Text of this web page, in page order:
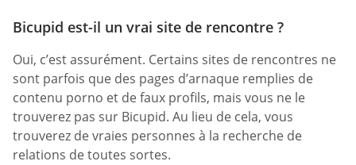
Bicupid est-il un vrai site de rencontre ?
Oui, c’est assurément. Certains sites de rencontres ne
sont parfois que des pages d’arnaque remplies de
contenu porno et de faux profils, mais vous ne le
trouverez pas sur Bicupid. Au lieu de cela, vous
trouverez de vraies personnes à la recherche de
relations de toutes sortes.